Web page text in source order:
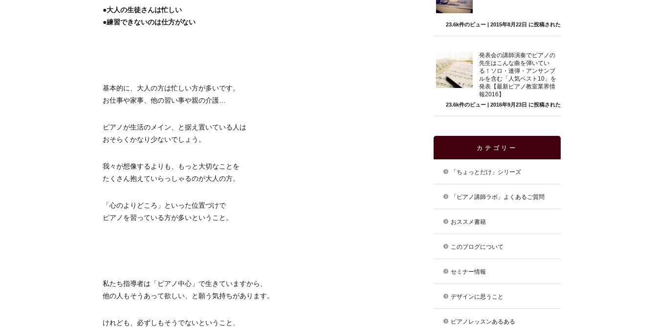
●大人の生徒さんは忙しい
●練習できないのは仕方がない
基本的に、大人の方は忙しい方が多いです。
お仕事や家事、他の習い事や親の介護…
ピアノが生活のメイン、と据え置いている人は
おそらくかなり少ないでしょう。
我々が想像するよりも、もっと大切なことを
たくさん抱えていらっしゃるのが大人の方。
「心のよりどころ」といった位置づけで
ピアノを習っている方が多いということ。
私たち指導者は「ピアノ中心」で生きていますから、
他の人もそうあって欲しい、と願う気持ちがあります。
けれども、必ずしもそうでないということ、
23.6k件のビュー | 2015年8月22日 に投稿された
発表会の講師演奏でピアノの
先生はこんな曲を弾いてい
る！ソロ・連弾・アンサンブ
ルを含む「人気ベスト10」を
発表【最新ピアノ教室業界情
報2016】
23.6k件のビュー | 2016年9月23日 に投稿された
カテゴリー
「ちょっとだけ」シリーズ
「ピアノ講師ラボ」よくあるご質問
おススメ書籍
このブログについて
セミナー情報
デザインに思うこと
ピアノレッスンあるある